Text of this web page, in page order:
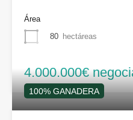
Área
80 hectáreas
4.000.000€
100% GANADERA